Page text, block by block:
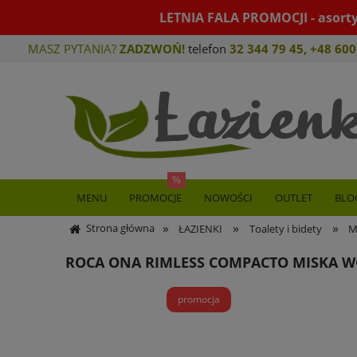
LETNIA FALA PROMOCJI -
MASZ PYTANIA? ZADZWOŃ! telefon 32 344 79 45, +48
MENU PROMOCJE NOWOŚCI OUTLET
Strona główna » ŁAZIENKI » Toalety i bidety »
ROCA ONA RIMLESS COMPACTO MISKA
promocja